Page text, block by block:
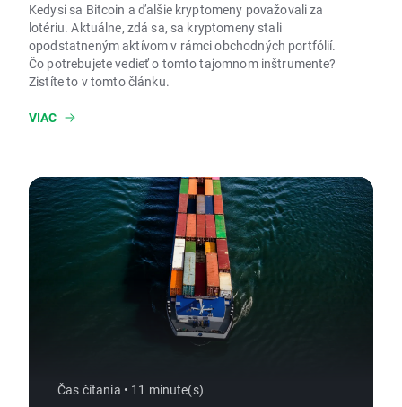
Kedysi sa Bitcoin a ďalšie kryptomeny považovali za
lotériu. Aktuálne, zdá sa, sa kryptomeny stali
opodstatneným aktívom v rámci obchodných portfólií.
Čo potrebujete vedieť o tomto tajomnom inštrumente?
Zistíte to v tomto článku.
VIAC
Čas čítania • 11 minute(s)